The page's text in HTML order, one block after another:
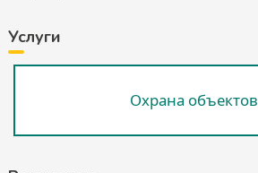
Услуги
Охрана объектов